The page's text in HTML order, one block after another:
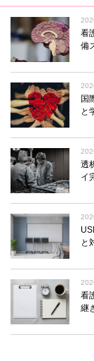
看
備
国
と
透
イ
と
看
継